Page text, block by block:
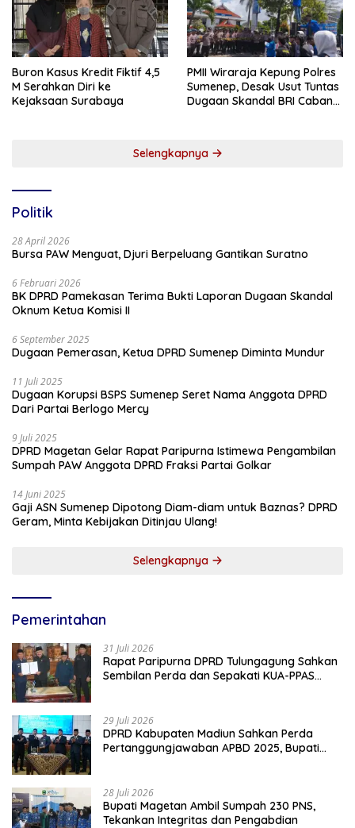
Buron Kasus Kredit Fiktif 4,5
M Serahkan Diri ke
Kejaksaan Surabaya
PMII Wiraraja Kepung Polres
Sumenep, Desak Usut Tuntas
Dugaan Skandal BRI Cabang
Selengkapnya
Politik
28 April 2026
Bursa PAW Menguat, Djuri Berpeluang Gantikan Suratno
6 Februari 2026
BK DPRD Pamekasan Terima Bukti Laporan Dugaan Skandal
Oknum Ketua Komisi II
6 September 2025
Dugaan Pemerasan, Ketua DPRD Sumenep Diminta Mundur
11 Juli 2025
Dugaan Korupsi BSPS Sumenep Seret Nama Anggota DPRD
Dari Partai Berlogo Mercy
9 Juli 2025
DPRD Magetan Gelar Rapat Paripurna Istimewa Pengambilan
Sumpah PAW Anggota DPRD Fraksi Partai Golkar
14 Juni 2025
Gaji ASN Sumenep Dipotong Diam-diam untuk Baznas? DPRD
Geram, Minta Kebijakan Ditinjau Ulang!
Selengkapnya
Pemerintahan
31 Juli 2026
Rapat Paripurna DPRD Tulungagung Sahkan
Sembilan Perda dan Sepakati KUA-PPAS
29 Juli 2026
DPRD Kabupaten Madiun Sahkan Perda
Pertanggungjawaban APBD 2025, Bupati
28 Juli 2026
Bupati Magetan Ambil Sumpah 230 PNS,
Tekankan Integritas dan Pengabdian